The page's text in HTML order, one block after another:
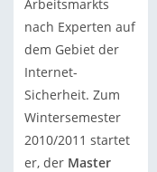
Arbeitsmarkts
nach Experten auf
dem Gebiet der
Internet-
Sicherheit. Zum
Wintersemester
2010/2011 startet
er, der Master